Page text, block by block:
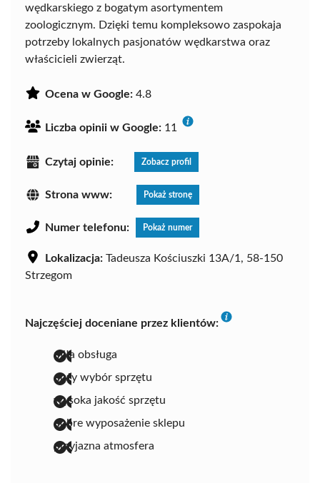
wędkarskiego z bogatym asortymentem
zoologicznym. Dzięki temu kompleksowo zaspokaja
potrzeby lokalnych pasjonatów wędkarstwa oraz
właścicieli zwierząt.
Ocena w Google: 4.8
Liczba opinii w Google: 11
Czytaj opinie: Zobacz profil
Strona www: Pokaż stronę
Numer telefonu: Pokaż numer
Lokalizacja: Tadeusza Kościuszki 13A/1, 58-150
Strzegom
Najczęściej doceniane przez klientów:
miła obsługa
duży wybór sprzętu
wysoka jakość sprzętu
dobre wyposażenie sklepu
przyjazna atmosfera